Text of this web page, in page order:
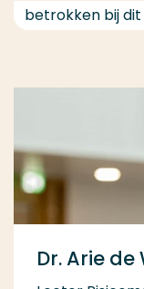
betrokken bij
Dr. Arie de